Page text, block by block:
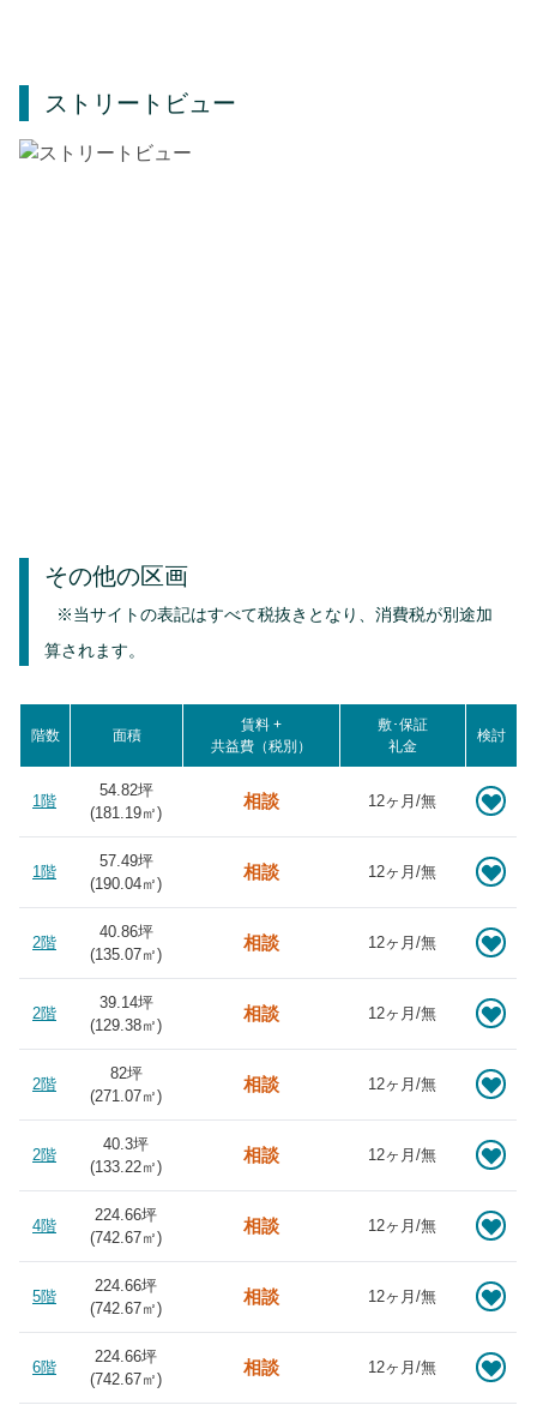
ストリートビュー
その他の区画
※当サイトの表記はすべて税抜きとなり、消費税が別途加
算されます。
階数 面積
賃料 +
共益費（税別）
敷･保証
礼金
検討
1階
54.82坪
(181.19㎡)
相談 12ヶ月/無
1階
57.49坪
(190.04㎡)
相談 12ヶ月/無
2階
40.86坪
(135.07㎡)
相談 12ヶ月/無
2階
39.14坪
(129.38㎡)
相談 12ヶ月/無
2階
82坪
(271.07㎡)
相談 12ヶ月/無
2階
40.3坪
(133.22㎡)
相談 12ヶ月/無
4階
224.66坪
(742.67㎡)
相談 12ヶ月/無
5階
224.66坪
(742.67㎡)
相談 12ヶ月/無
6階
224.66坪
(742.67㎡)
相談 12ヶ月/無